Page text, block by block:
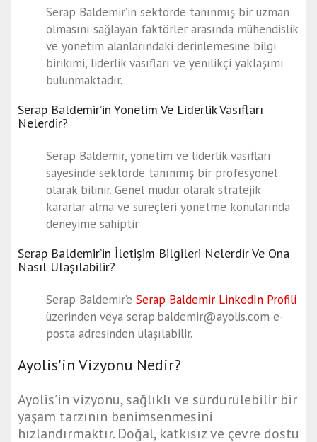
Serap Baldemir’in sektörde tanınmış bir uzman
olmasını sağlayan faktörler arasında mühendislik
ve yönetim alanlarındaki derinlemesine bilgi
birikimi, liderlik vasıfları ve yenilikçi yaklaşımı
bulunmaktadır.
Serap Baldemir’in Yönetim Ve Liderlik Vasıfları
Nelerdir?
Serap Baldemir, yönetim ve liderlik vasıfları
sayesinde sektörde tanınmış bir profesyonel
olarak bilinir. Genel müdür olarak stratejik
kararlar alma ve süreçleri yönetme konularında
deneyime sahiptir.
Serap Baldemir’in İletişim Bilgileri Nelerdir Ve Ona
Nasıl Ulaşılabilir?
Serap Baldemir’e Serap Baldemir LinkedIn Profili
üzerinden veya serap.baldemir@ayolis.com e-
posta adresinden ulaşılabilir.
Ayolis'in Vizyonu Nedir?
Ayolis’in vizyonu, sağlıklı ve sürdürülebilir bir
yaşam tarzının benimsenmesini
hızlandırmaktır. Doğal, katkısız ve çevre dostu